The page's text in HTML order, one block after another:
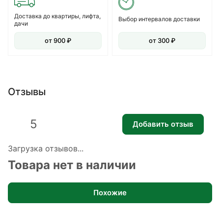
Доставка до квартиры, лифта,
дачи
от 900 ₽
Выбор интервалов доставки
от 300 ₽
Отзывы
Загрузка отзывов...
5 Добавить отзыв
Товара нет в наличии
Похожие